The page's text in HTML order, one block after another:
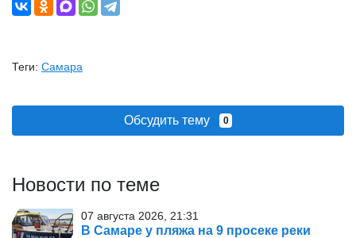
Теги: Самара
Обсудить тему 0
Новости по теме
07 августа 2026, 21:31
В Самаре у пляжа на 9 просеке реки